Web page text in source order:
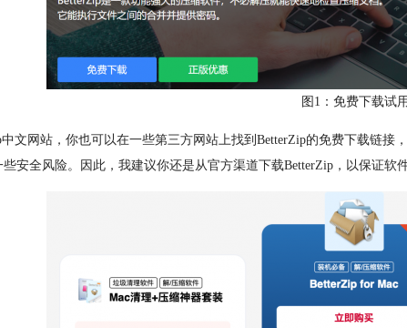
图1：免费下载试用
中文网站，你也可以在一些第三方网站上找到BetterZip的免费下载链接
安全风险。因此，我建议你还是从官方渠道下载BetterZip，以保证软